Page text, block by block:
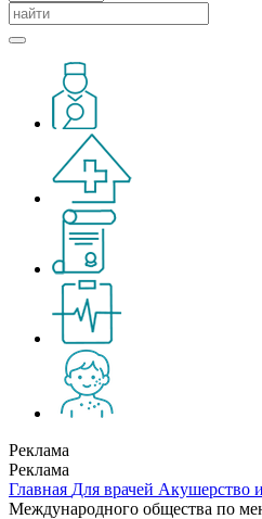
Реклама
Реклама
Главная Для врачей Акушерство
Международного общества по